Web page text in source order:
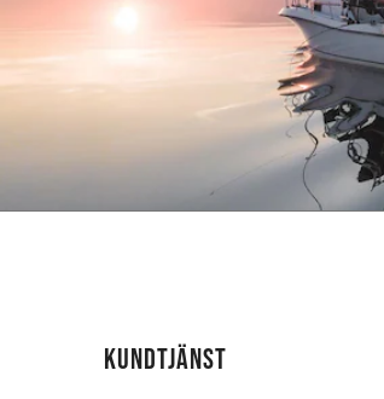
KUNDTJÄNST